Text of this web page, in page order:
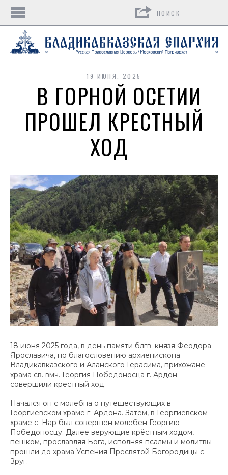
19 ИЮНЯ, 2025
В ГОРНОЙ ОСЕТИИ
ПРОШЕЛ КРЕСТНЫЙ
ХОД
18 июня 2025 года, в день памяти блгв. князя Феодора
Ярославича, по благословению архиепископа
Владикавказского и Аланского Герасима, прихожане
храма св. вмч. Георгия Победоносца г. Ардон
совершили крестный ход.
Начался он с молебна о путешествующих в
Георгиевском храме г. Ардона. Затем, в Георгиевском
храме с. Нар был совершен молебен Георгию
Победоносцу. Далее верующие крёстным ходом,
пешком, прославляя Бога, исполняя псалмы и молитвы
прошли до храма Успения Пресвятой Богородицы с.
Зруг.